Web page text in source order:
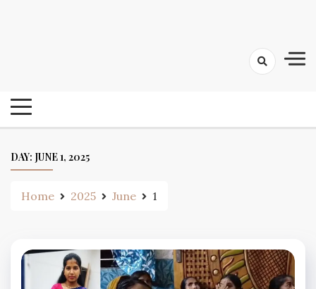
DAY: JUNE 1, 2025
Home 2025 June 1